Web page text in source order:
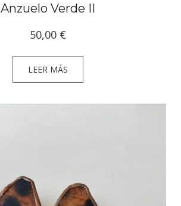
Anzuelo Verde II
50,00 €
LEER MÁS